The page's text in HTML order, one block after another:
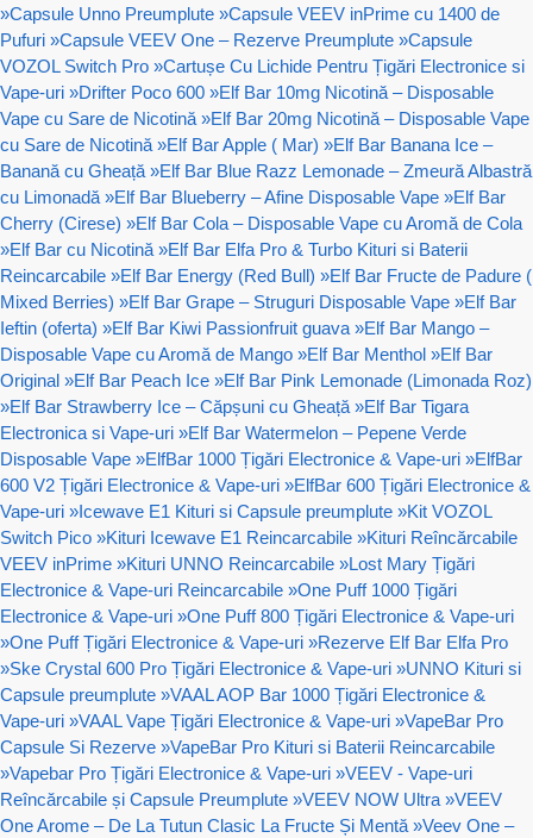
»Capsule Unno Preumplute »Capsule VEEV inPrime cu 1400 de
Pufuri »Capsule VEEV One – Rezerve Preumplute »Capsule
VOZOL Switch Pro »Cartușe Cu Lichide Pentru Țigări Electronice si
Vape-uri »Drifter Poco 600 »Elf Bar 10mg Nicotină – Disposable
Vape cu Sare de Nicotină »Elf Bar 20mg Nicotină – Disposable Vape
cu Sare de Nicotină »Elf Bar Apple ( Mar) »Elf Bar Banana Ice –
Banană cu Gheață »Elf Bar Blue Razz Lemonade – Zmeură Albastră
cu Limonadă »Elf Bar Blueberry – Afine Disposable Vape »Elf Bar
Cherry (Cirese) »Elf Bar Cola – Disposable Vape cu Aromă de Cola
»Elf Bar cu Nicotină »Elf Bar Elfa Pro & Turbo Kituri si Baterii
Reincarcabile »Elf Bar Energy (Red Bull) »Elf Bar Fructe de Padure (
Mixed Berries) »Elf Bar Grape – Struguri Disposable Vape »Elf Bar
Ieftin (oferta) »Elf Bar Kiwi Passionfruit guava »Elf Bar Mango –
Disposable Vape cu Aromă de Mango »Elf Bar Menthol »Elf Bar
Original »Elf Bar Peach Ice »Elf Bar Pink Lemonade (Limonada Roz)
»Elf Bar Strawberry Ice – Căpșuni cu Gheață »Elf Bar Tigara
Electronica si Vape-uri »Elf Bar Watermelon – Pepene Verde
Disposable Vape »ElfBar 1000 Țigări Electronice & Vape-uri »ElfBar
600 V2 Țigări Electronice & Vape-uri »ElfBar 600 Țigări Electronice &
Vape-uri »Icewave E1 Kituri si Capsule preumplute »Kit VOZOL
Switch Pico »Kituri Icewave E1 Reincarcabile »Kituri Reîncărcabile
VEEV inPrime »Kituri UNNO Reincarcabile »Lost Mary Țigări
Electronice & Vape-uri Reincarcabile »One Puff 1000 Țigări
Electronice & Vape-uri »One Puff 800 Țigări Electronice & Vape-uri
»One Puff Țigări Electronice & Vape-uri »Rezerve Elf Bar Elfa Pro
»Ske Crystal 600 Pro Țigări Electronice & Vape-uri »UNNO Kituri si
Capsule preumplute »VAAL AOP Bar 1000 Țigări Electronice &
Vape-uri »VAAL Vape Țigări Electronice & Vape-uri »VapeBar Pro
Capsule Si Rezerve »VapeBar Pro Kituri si Baterii Reincarcabile
»Vapebar Pro Țigări Electronice & Vape-uri »VEEV - Vape-uri
Reîncărcabile și Capsule Preumplute »VEEV NOW Ultra »VEEV
One Arome – De La Tutun Clasic La Fructe Și Mentă »Veev One –